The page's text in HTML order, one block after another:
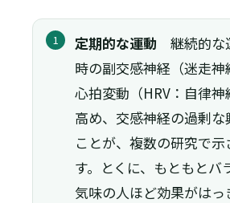
1 定期的な運動 継続的な
時の副交感神経（迷走
心拍変動（HRV：自律神
高め、交感神経の過剰な
ことが、複数の研究で示
す。とくに、もともとバ
気味の人ほど効果がは